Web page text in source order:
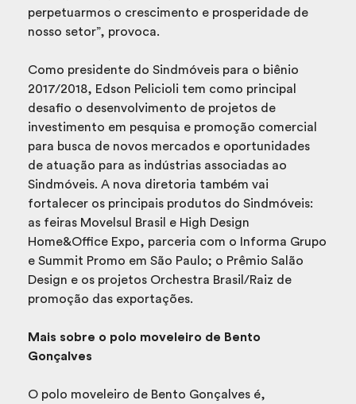
perpetuarmos o crescimento e prosperidade de
nosso setor”, provoca.
Como presidente do Sindmóveis para o biênio
2017/2018, Edson Pelicioli tem como principal
desafio o desenvolvimento de projetos de
investimento em pesquisa e promoção comercial
para busca de novos mercados e oportunidades
de atuação para as indústrias associadas ao
Sindmóveis. A nova diretoria também vai
fortalecer os principais produtos do Sindmóveis:
as feiras Movelsul Brasil e High Design
Home&Office Expo, parceria com o Informa Grupo
e Summit Promo em São Paulo; o Prêmio Salão
Design e os projetos Orchestra Brasil/Raiz de
promoção das exportações.
Mais sobre o polo moveleiro de Bento
Gonçalves
O polo moveleiro de Bento Gonçalves é,